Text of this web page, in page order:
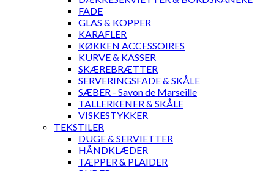
FADE
GLAS & KOPPER
KARAFLER
KØKKEN ACCESSOIRES
KURVE & KASSER
SKÆREBRÆTTER
SERVERINGSFADE & SKÅLE
SÆBER - Savon de Marseille
TALLERKENER & SKÅLE
VISKESTYKKER
TEKSTILER
DUGE & SERVIETTER
HÅNDKLÆDER
TÆPPER & PLAIDER